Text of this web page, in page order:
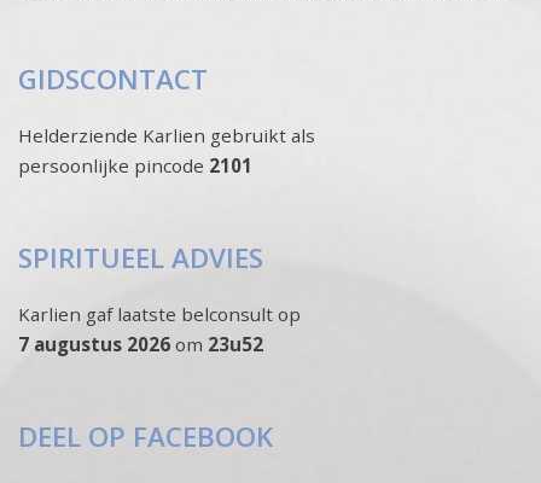
GIDSCONTACT
Helderziende Karlien gebruikt als
persoonlijke pincode 2101
SPIRITUEEL ADVIES
Karlien gaf laatste belconsult op
7 augustus 2026 om 23u52
DEEL OP FACEBOOK